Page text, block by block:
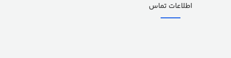
اطلاعات تماس